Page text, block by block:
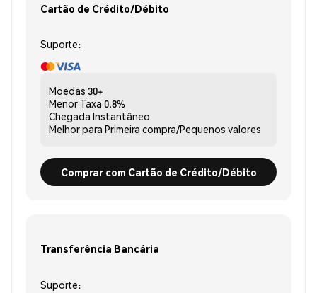
Cartão de Crédito/Débito
Suporte:
Moedas 30+
Menor Taxa 0.8%
Chegada Instantâneo
Melhor para Primeira compra/Pequenos valores
Comprar com Cartão de Crédito/Débito
Transferência Bancária
Suporte: